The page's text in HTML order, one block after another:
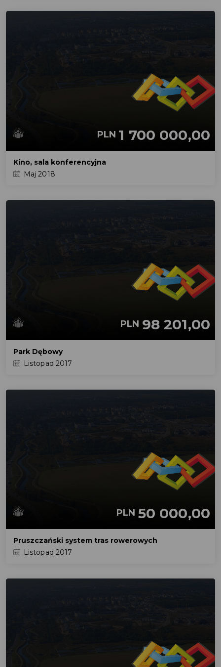
PLN 1 700 000,00
Kino, sala konferencyjna
Maj 2018
PLN 98 201,00
Park Dębowy
Listopad 2017
PLN 50 000,00
Pruszczański system tras rowerowych
Listopad 2017